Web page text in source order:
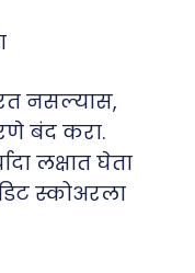
नसल्यास,
बंद करा.
लक्षात घेता
स्कोअरला